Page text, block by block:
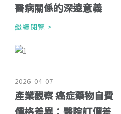
醫病關係的深遠意義
繼續閱覽 >
2026-04-07
產業觀察 癌症藥物自費
價格差異：醫院訂價差